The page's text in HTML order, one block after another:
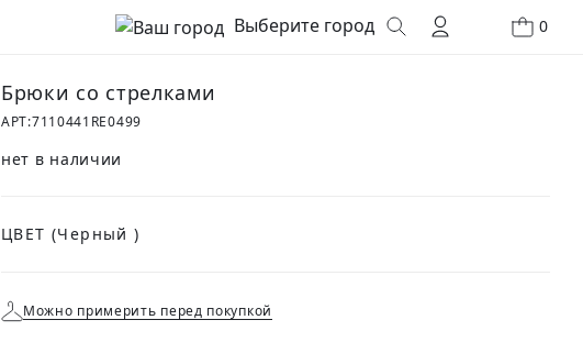
Выберите город 0
Брюки со стрелками
АРТ:7110441RE0499
нет в наличии
ЦВЕТ (Черный )
Можно примерить перед покупкой